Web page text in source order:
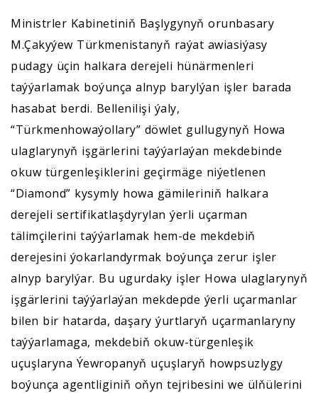
Ministrler Kabinetiniň Başlygynyň orunbasary
M.Çakyýew Türkmenistanyň raýat awiasiýasy
pudagy üçin halkara derejeli hünärmenleri
taýýarlamak boýunça alnyp barylýan işler barada
hasabat berdi. Bellenilişi ýaly,
“Türkmenhowaýollary” döwlet gullugynyň Howa
ulaglarynyň işgärlerini taýýarlaýan mekdebinde
okuw türgenleşiklerini geçirmäge niýetlenen
“Diamond” kysymly howa gämileriniň halkara
derejeli sertifikatlaşdyrylan ýerli uçarman
tälimçilerini taýýarlamak hem-de mekdebiň
derejesini ýokarlandyrmak boýunça zerur işler
alnyp barylýar. Bu ugurdaky işler Howa ulaglarynyň
işgärlerini taýýarlaýan mekdepde ýerli uçarmanlar
bilen bir hatarda, daşary ýurtlaryň uçarmanlaryny
taýýarlamaga, mekdebiň okuw-türgenleşik
uçuşlaryna Ýewropanyň uçuşlaryň howpsuzlygy
boýunça agentliginiň oňyn tejribesini we ülňülerini